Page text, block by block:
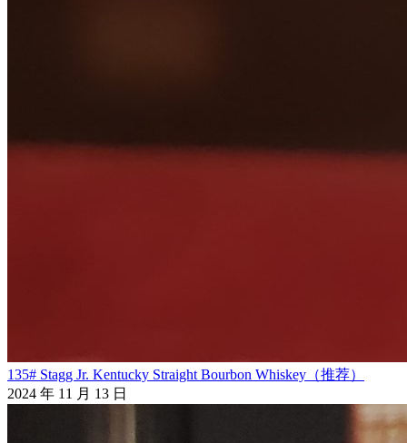
135# Stagg Jr. Kentucky Straight Bourbon Whiskey（推荐）
2024 年 11 月 13 日